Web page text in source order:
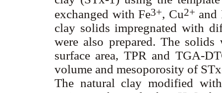
exchanged with Fe3+, Cu2+ and
clay solids impregnated with
were also prepared. The
surface area, TPR and TGA-
volume and mesoporosity of
The natural clay modified